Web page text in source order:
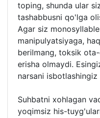
toping, shunda ular
tashabbusni qo'lga
Agar siz
manipulyatsiyaga,
berilmang, toksik
erisha olmaydi.
narsani isbotlashingiz
Suhbatni xohlagan
yoqimsiz his-